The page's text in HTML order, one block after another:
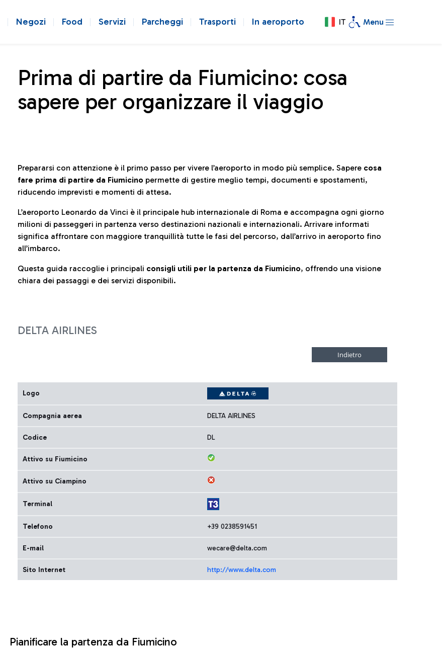
Negozi Food Servizi Parcheggi Trasporti In aeroporto IT Menu
Prima di partire da Fiumicino: cosa
sapere per organizzare il viaggio
Prepararsi con attenzione è il primo passo per vivere l’aeroporto in modo più semplice. Sapere cosa
fare prima di partire da Fiumicino permette di gestire meglio tempi, documenti e spostamenti,
riducendo imprevisti e momenti di attesa.
L’aeroporto Leonardo da Vinci è il principale hub internazionale di Roma e accompagna ogni giorno
milioni di passeggeri in partenza verso destinazioni nazionali e internazionali. Arrivare informati
significa affrontare con maggiore tranquillità tutte le fasi del percorso, dall’arrivo in aeroporto fino
all’imbarco.
Questa guida raccoglie i principali consigli utili per la partenza da Fiumicino, offrendo una visione
chiara dei passaggi e dei servizi disponibili.
DELTA AIRLINES
Logo
Compagnia aerea DELTA AIRLINES
Codice DL
Attivo su Fiumicino
Attivo su Ciampino
Terminal
Telefono +39 0238591451
E-mail wecare@delta.com
Sito Internet http://www.delta.com
Pianificare la partenza da Fiumicino